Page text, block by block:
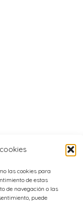
las cookies para
de estas
de navegación o las
puede